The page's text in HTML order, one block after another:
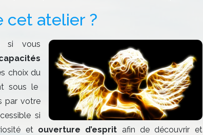
cet atelier ?
si vous
choix du
sous le
par votre
si
et ouverture d’esprit afin de découvrir et